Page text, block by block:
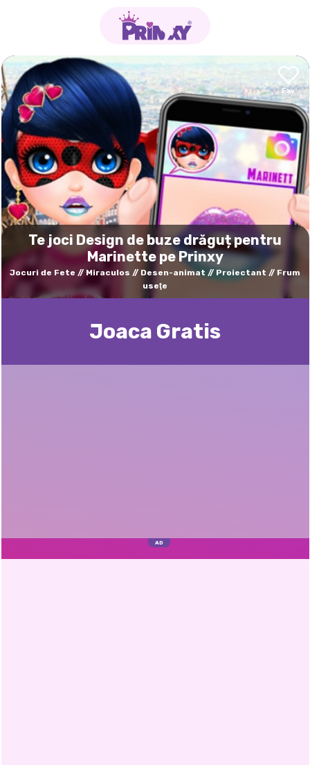
Te joci Design de buze drăguț pentru
Marinette pe Prinxy
Jocuri de Fete Miraculos Desen-animat Proiectant
Frum
useţe
Joaca Gratis